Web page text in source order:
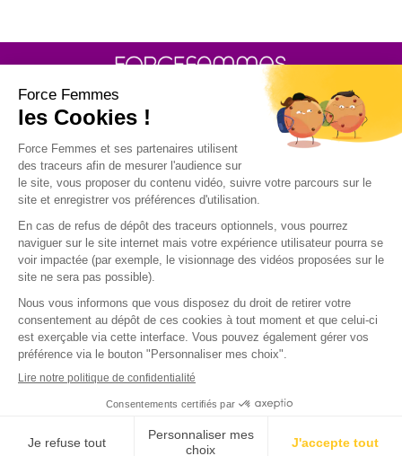
30 rue Baron - 75017 PARIS
POLITIQUE DE GESTION DES COOKIES
POLITIQUE DE CONFIDENTIALITE